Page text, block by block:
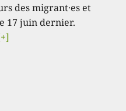
des migrant·es et
17 juin dernier.